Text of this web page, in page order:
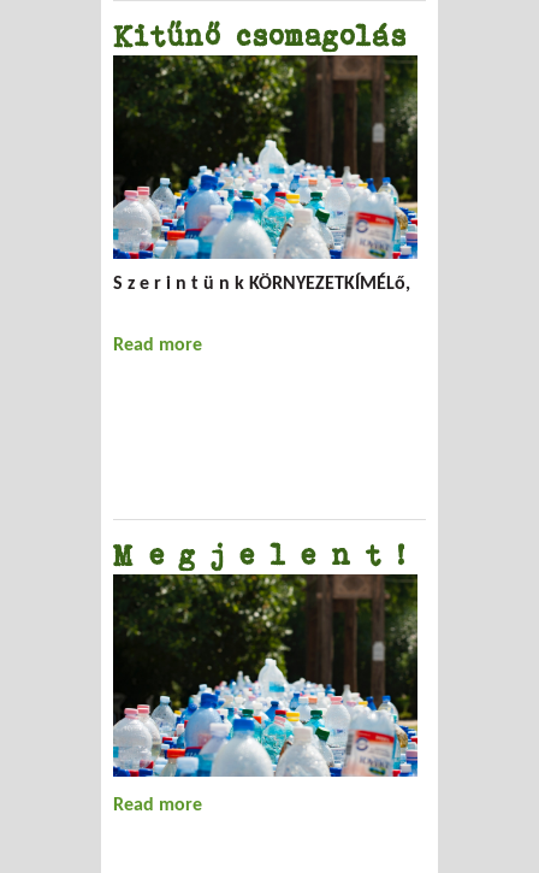
Kitűnő csomagolás
S z e r i n t ü n k KÖRNYEZETKÍMÉLő,
Read more
M e g j e l e n t !
Read more